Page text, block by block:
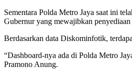
Sementara Polda Metro Jaya saat ini
Gubernur yang mewajibkan
Berdasarkan data Diskominfotik,
“Dashboard-nya ada di Polda Metro
Pramono Anung.